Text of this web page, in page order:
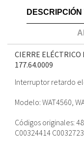
CIERRE
177.64.0009
Interruptor retardo
Modelo: WAT4560,
Códigos originales:
C00324414